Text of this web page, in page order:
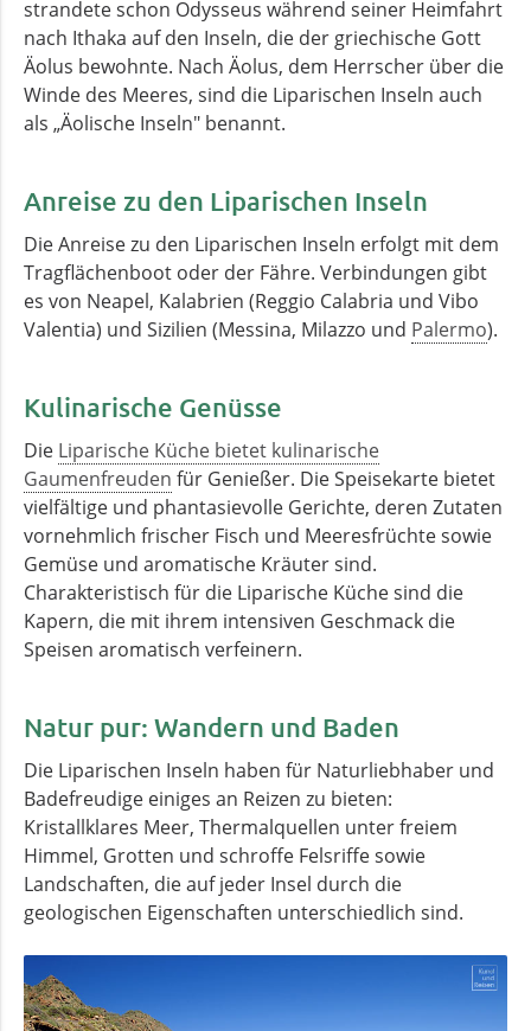
strandete schon Odysseus während seiner Heimfahrt
nach Ithaka auf den Inseln, die der griechische Gott
Äolus bewohnte. Nach Äolus, dem Herrscher über die
Winde des Meeres, sind die Liparischen Inseln auch
als „Äolische Inseln" benannt.
Anreise zu den Liparischen Inseln
Die Anreise zu den Liparischen Inseln erfolgt mit dem
Tragflächenboot oder der Fähre. Verbindungen gibt
es von Neapel, Kalabrien (Reggio Calabria und Vibo
Valentia) und Sizilien (Messina, Milazzo und Palermo).
Kulinarische Genüsse
Die Liparische Küche bietet kulinarische
Gaumenfreuden für Genießer. Die Speisekarte bietet
vielfältige und phantasievolle Gerichte, deren Zutaten
vornehmlich frischer Fisch und Meeresfrüchte sowie
Gemüse und aromatische Kräuter sind.
Charakteristisch für die Liparische Küche sind die
Kapern, die mit ihrem intensiven Geschmack die
Speisen aromatisch verfeinern.
Natur pur: Wandern und Baden
Die Liparischen Inseln haben für Naturliebhaber und
Badefreudige einiges an Reizen zu bieten:
Kristallklares Meer, Thermalquellen unter freiem
Himmel, Grotten und schroffe Felsriffe sowie
Landschaften, die auf jeder Insel durch die
geologischen Eigenschaften unterschiedlich sind.